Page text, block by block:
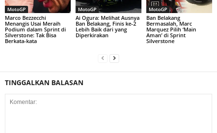
MotoGP
Marco Bezzecchi
Menangis Usai Meraih
Podium dalam Sprint di
Silverstone: Tak Bisa
Berkata-kata
MotoGP
Ai Ogura: Melihat Ausnya
Ban Belakang, Finis ke-2
Lebih Baik dari yang
Diperkirakan
MotoGP
Ban Belakang
Bermasalah, Marc
Marquez Pilih ‘Main
Aman’ di Sprint
Silverstone
TINGGALKAN BALASAN